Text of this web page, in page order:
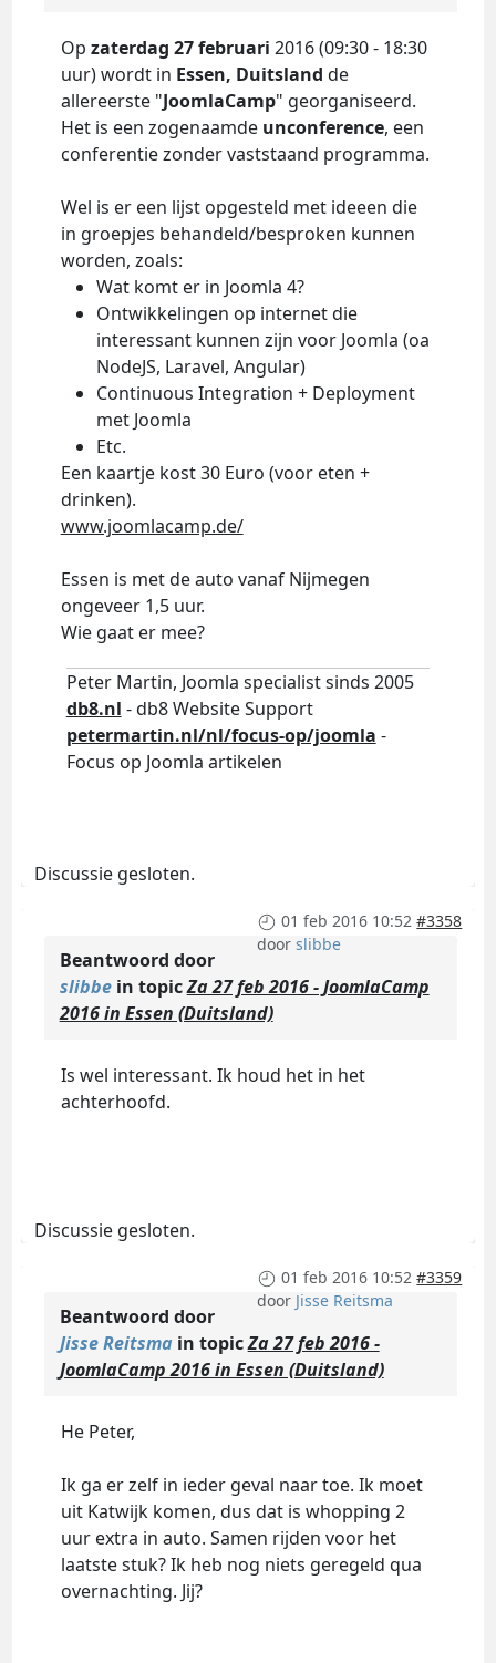
Op zaterdag 27 februari 2016 (09:30 - 18:30
uur) wordt in Essen, Duitsland de
allereerste "JoomlaCamp" georganiseerd.
Het is een zogenaamde unconference, een
conferentie zonder vaststaand programma.
Wel is er een lijst opgesteld met ideeen die
in groepjes behandeld/besproken kunnen
worden, zoals:
Wat komt er in Joomla 4?
Ontwikkelingen op internet die
interessant kunnen zijn voor Joomla (oa
NodeJS, Laravel, Angular)
Continuous Integration + Deployment
met Joomla
Etc.
Een kaartje kost 30 Euro (voor eten +
drinken).
www.joomlacamp.de/
Essen is met de auto vanaf Nijmegen
ongeveer 1,5 uur.
Wie gaat er mee?
Peter Martin, Joomla specialist sinds 2005
db8.nl - db8 Website Support
petermartin.nl/nl/focus-op/joomla -
Focus op Joomla artikelen
Discussie gesloten.
01 feb 2016 10:52 #3358
doorslibbe
Beantwoord door
slibbein topicZa 27 feb 2016 - JoomlaCamp
2016 in Essen (Duitsland)
Is wel interessant. Ik houd het in het
achterhoofd.
Discussie gesloten.
01 feb 2016 10:52 #3359
door Jisse Reitsma
Beantwoord door
Jisse Reitsma in topicZa 27 feb 2016 -
JoomlaCamp 2016 in Essen (Duitsland)
He Peter,
Ik ga er zelf in ieder geval naar toe. Ik moet
uit Katwijk komen, dus dat is whopping 2
uur extra in auto. Samen rijden voor het
laatste stuk? Ik heb nog niets geregeld qua
overnachting. Jij?